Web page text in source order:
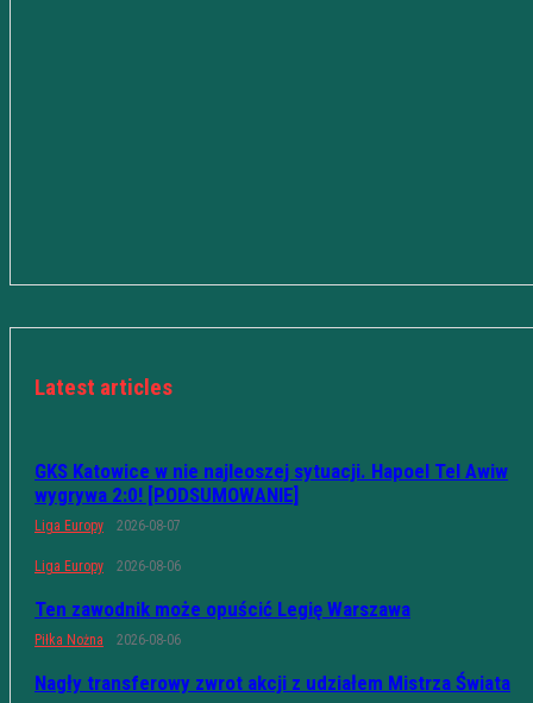
Latest articles
GKS Katowice w nie najleoszej sytuacji. Hapoel Tel Awiw
wygrywa 2:0! [PODSUMOWANIE]
Liga Europy 2026-08-07
Liga Europy 2026-08-06
Ten zawodnik może opuścić Legię Warszawa
Piłka Nożna 2026-08-06
Nagły transferowy zwrot akcji z udziałem Mistrza Świata